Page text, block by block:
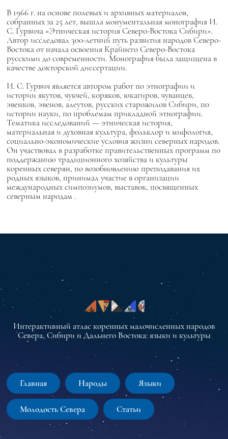
В 1966 г. на основе полевых и архивных материалов,
собранных за 25 лет, вышла монументальная монография И.
С. Гурвича «Этническая история Северо-Востока Сибири».
Автор исследовал 300-летний путь развития народов Северо-
Востока от начала освоения Крайнего Северо-Востока
русскими до современности. Монография была защищена в
качестве докторской диссертации.
И. С. Гурвич является автором работ по этнографии и
истории якутов, чукчей, коряков, юкагиров, чуванцев,
эвенков, эвенов, алеутов, русских старожилов Сибири, по
истории науки, по проблемам прикладной этнографии.
Тематика исследований — этническая история,
материальная и духовная культура, фольклор и мифология,
социально-экономические условия жизни северных народов.
Он участвовал в разработке правительственных программ по
поддержанию традиционного хозяйства и культуры
коренных северян, по возобновлению преподавания их
родных языков, принимал участие в организации
международных симпозиумов, выставок, посвященных
северным народам .
Интерактивный атлас коренных малочисленных народов
Севера, Сибири и Дальнего Востока: языки и культуры
Главная Народы Языки
Молодость Севера Статьи